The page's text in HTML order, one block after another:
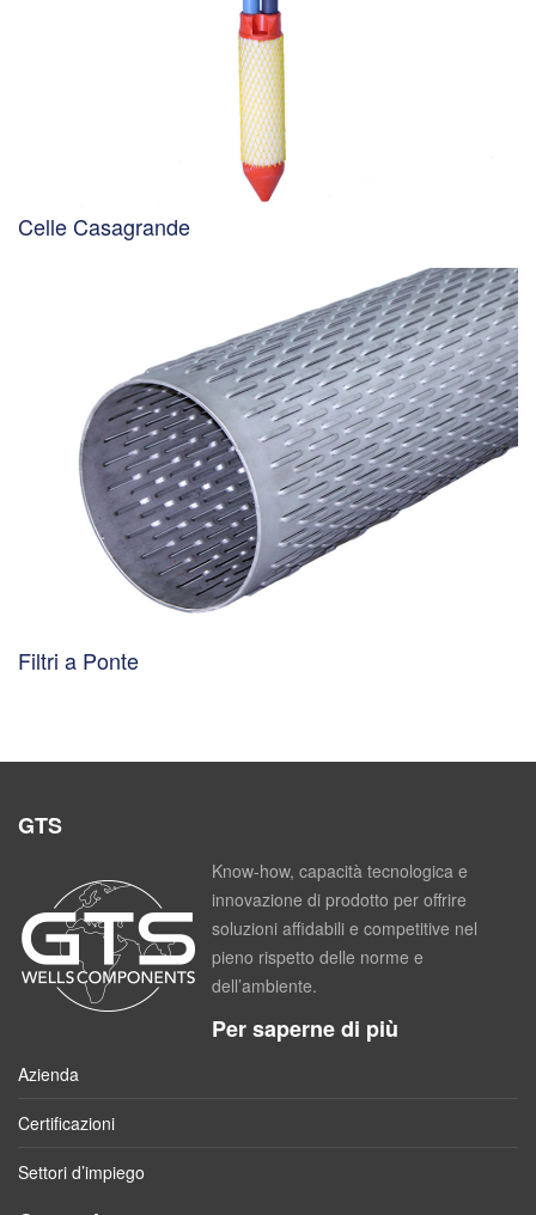
Celle Casagrande
Filtri a Ponte
GTS
Know-how, capacità tecnologica e
innovazione di prodotto per offrire
soluzioni affidabili e competitive nel
pieno rispetto delle norme e
dell’ambiente.
Per saperne di più
Azienda
Certificazioni
Settori d’impiego